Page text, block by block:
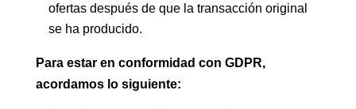
ofertas después de que la transacción original
se ha producido.
Para estar en conformidad con GDPR,
acordamos lo siguiente: